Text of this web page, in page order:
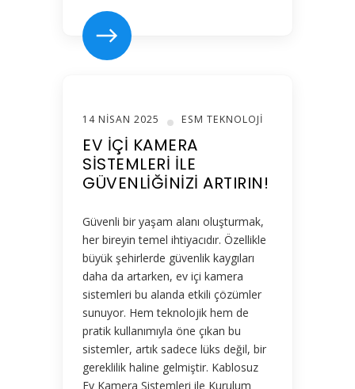
14 NISAN 2025 ESM TEKNOLOJI
EV İÇI KAMERA
SISTEMLERI ILE
GÜVENLIĞINIZI ARTIRIN!
Güvenli bir yaşam alanı oluşturmak,
her bireyin temel ihtiyacıdır. Özellikle
büyük şehirlerde güvenlik kaygıları
daha da artarken, ev içi kamera
sistemleri bu alanda etkili çözümler
sunuyor. Hem teknolojik hem de
pratik kullanımıyla öne çıkan bu
sistemler, artık sadece lüks değil, bir
gereklilik haline gelmiştir. Kablosuz
Ev Kamera Sistemleri ile Kurulum